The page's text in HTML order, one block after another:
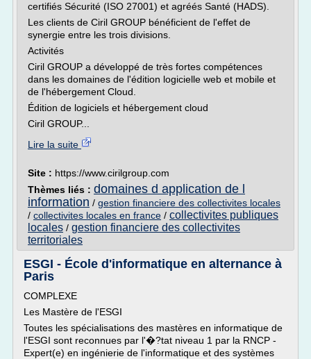
certifiés Sécurité (ISO 27001) et agréés Santé (HADS).
Les clients de Ciril GROUP bénéficient de l'effet de
synergie entre les trois divisions.
Activités
Ciril GROUP a développé de très fortes compétences
dans les domaines de l'édition logicielle web et mobile et
de l'hébergement Cloud.
Édition de logiciels et hébergement cloud
Ciril GROUP...
Lire la suite
Site : https://www.cirilgroup.com
Thèmes liés : domaines d application de l
information / gestion financiere des collectivites locales
/ collectivites locales en france / collectivites publiques
locales / gestion financiere des collectivites
territoriales
ESGI - École d'informatique en alternance à
Paris
COMPLEXE
Les Mastère de l'ESGI
Toutes les spécialisations des mastères en informatique de
l'ESGI sont reconnues par l'�?tat niveau 1 par la RNCP -
Expert(e) en ingénierie de l'informatique et des systèmes